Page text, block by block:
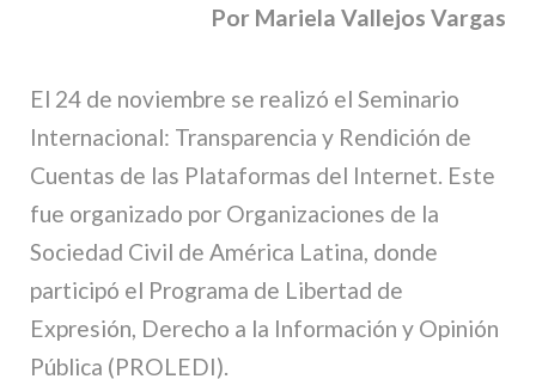
Por Mariela Vallejos Vargas
El 24 de noviembre se realizó el Seminario
Internacional: Transparencia y Rendición de
Cuentas de las Plataformas del Internet. Este
fue organizado por Organizaciones de la
Sociedad Civil de América Latina, donde
participó el Programa de Libertad de
Expresión, Derecho a la Información y Opinión
Pública (PROLEDI).